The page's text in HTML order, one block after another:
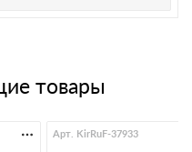
товары
Арт. KirRuF-37933